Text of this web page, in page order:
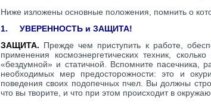
Ниже изложены основные положения, помнить о
1. УВЕРЕННОСТЬ и ЗАЩИТА!
ЗАЩИТА. Прежде чем приступить к работе,
применения космоэнергетических техник,
«бездумной» и статичной. Вспомните
необходимых мер предосторожности: это и
поведения своих подопечных пчел. Вы должны
что вы творите, и что при этом происходит в